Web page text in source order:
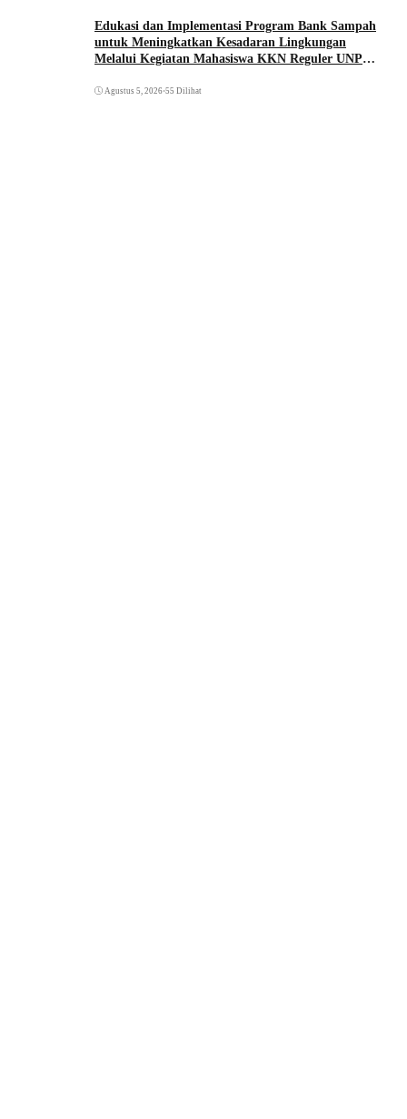
Edukasi dan Implementasi Program Bank Sampah
untuk Meningkatkan Kesadaran Lingkungan
Melalui Kegiatan Mahasiswa KKN Reguler UNP
Agustus 5, 2026•55 Dilihat